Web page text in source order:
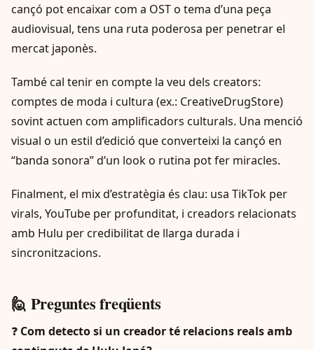
cançó pot encaixar com a OST o tema d’una peça
audiovisual, tens una ruta poderosa per penetrar el
mercat japonès.
També cal tenir en compte la veu dels creators:
comptes de moda i cultura (ex.: CreativeDrugStore)
sovint actuen com amplificadors culturals. Una menció
visual o un estil d’edició que converteixi la cançó en
“banda sonora” d’un look o rutina pot fer miracles.
Finalment, el mix d’estratègia és clau: usa TikTok per
virals, YouTube per profunditat, i creadors relacionats
amb Hulu per credibilitat de llarga durada i
sincronitzacions.
🙋 Preguntes freqüents
❓ Com detecto si un creador té relacions reals amb